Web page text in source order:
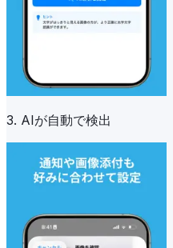
3. AIが自動で検出